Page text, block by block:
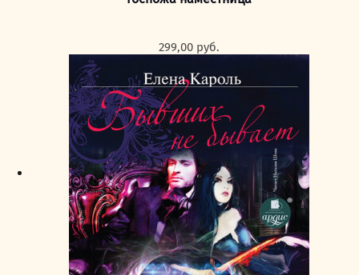
299,00 руб.